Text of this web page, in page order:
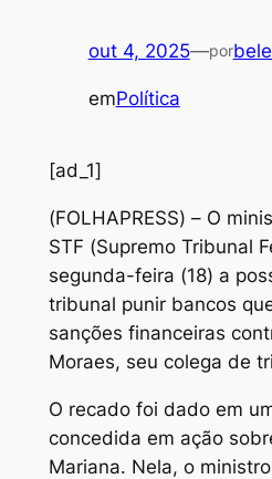
out 4, 2025—por
emPolítica
[ad_1]
(FOLHAPRESS) – O
STF (Supremo Tribunal
segunda-feira (18) a
tribunal punir bancos
sanções financeiras
Moraes, seu colega de
O recado foi dado em
concedida em ação
Mariana. Nela, o